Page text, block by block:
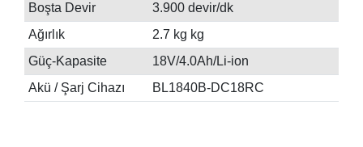
Boşta Devir
3.900 devir/dk
Ağırlık
2.7 kg kg
Güç-Kapasite
18V/4.0Ah/Li-ion
Akü / Şarj Cihazı
BL1840B-DC18RC